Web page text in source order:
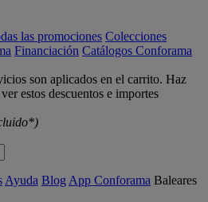
las promociones Colecciones
Financiación Catálogos Conforama
son aplicados en el carrito. Haz
estos descuentos e importes
Ayuda Blog App Conforama Baleares